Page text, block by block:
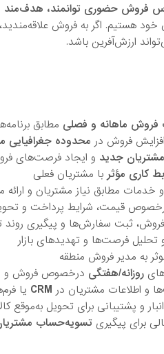
فروش حضوری توانمند، هدف‌مند
هستیم. اگر به فروش
ارزش‌آفرین باشد.
فروش ماهانه و فصلی مطابق
فروش در محدوده
جدید و ایجاد فرصت‌های
کاری مؤثر با مشتریان فعلی
مطابق نیاز مشتریان و ارائه
قیمت، شرایط پرداخت و
فروش، ثبت سفارش‌ها و پیگیری روند
تحلیل فرصت‌ها و تهدیدهای بازار
به مدیر فروش منطقه
روزانه/هفتگی درخصوص فروش و
و اطلاعات مشتریان در CRM یا
و پشتیبانی برای تحویل به‌موقع
برای پیگیری تسویه‌حساب